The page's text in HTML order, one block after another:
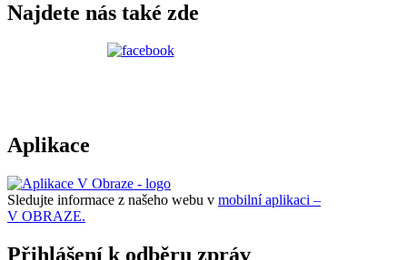
Najdete nás také zde
Aplikace
Sledujte informace z našeho webu v mobilní aplikaci –
V OBRAZE.
Přihlášení k odběru zpráv